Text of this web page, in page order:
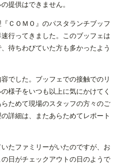
提供はできません。
ＣＯＭＯ』のパスタランチブッフ
行ってきました。このブッフェは
待ちわびていた方も多かったよう
でした。ブッフェでの接触でのリ
様子をいつも以上に気にかけてく
ためて現場のスタッフの方々のご
詳細は、またあらためてレポート
たファミリーがいたのですが、お
日がチェックアウトの日のようで